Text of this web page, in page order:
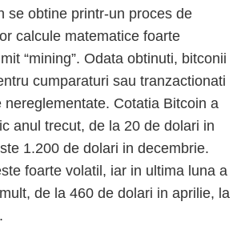
se obtine printr-un proces de
calcule matematice foarte
“mining”. Odata obtinuti, bitconii
cumparaturi sau tranzactionati
nereglementate. Cotatia Bitcoin a
anul trecut, de la 20 de dolari in
1.200 de dolari in decembrie.
foarte volatil, iar in ultima luna a
de la 460 de dolari in aprilie, la